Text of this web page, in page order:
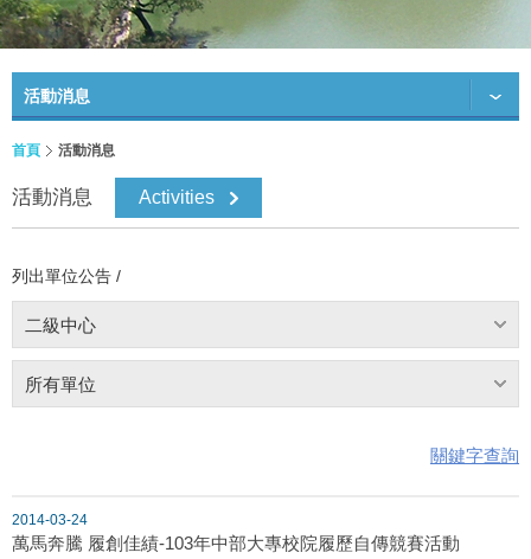
活動消息
首頁 活動消息
活動消息 Activities
列出單位公告 /
二級中心
所有單位
關鍵字查詢
2014-03-24
萬馬奔騰 履創佳績-103年中部大專校院履歷自傳競賽活動